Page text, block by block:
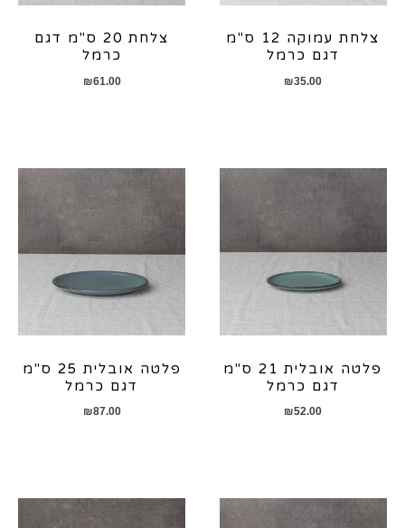
צלחת עמוקה 12 ס"מ
דגם כרמל
₪35.00
צלחת 20 ס"מ דגם
כרמל
₪61.00
פלטה אובלית 21 ס"מ
דגם כרמל
₪52.00
פלטה אובלית 25 ס"מ
דגם כרמל
₪87.00